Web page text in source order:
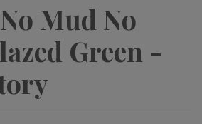
Mud No
Green -